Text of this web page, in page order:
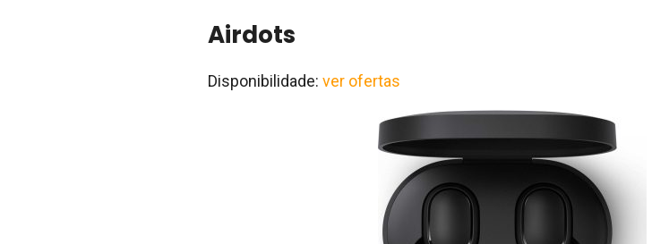
Airdots
Disponibilidade: ver ofertas